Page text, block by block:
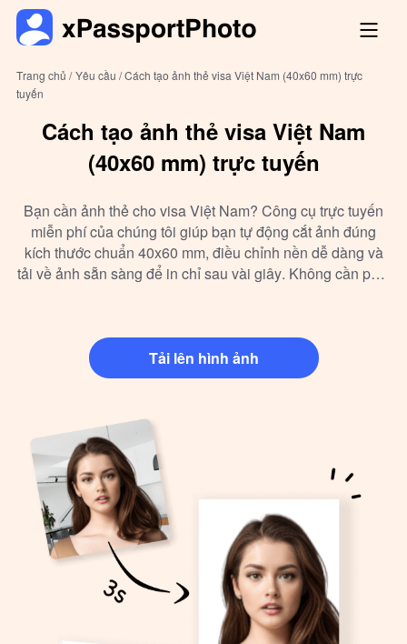
Trang chủ / Yêu cầu /Cách tạo ảnh thẻ visa Việt Nam (40x60 mm) trực
tuyến
Cách tạo ảnh thẻ visa Việt Nam
(40x60 mm) trực tuyến
Bạn cần ảnh thẻ cho visa Việt Nam? Công cụ trực tuyến
miễn phí của chúng tôi giúp bạn tự động cắt ảnh đúng
kích thước chuẩn 40x60 mm, điều chỉnh nền dễ dàng và
tải về ảnh sẵn sàng để in chỉ sau vài giây. Không cần phải
Tải lên hình ảnh